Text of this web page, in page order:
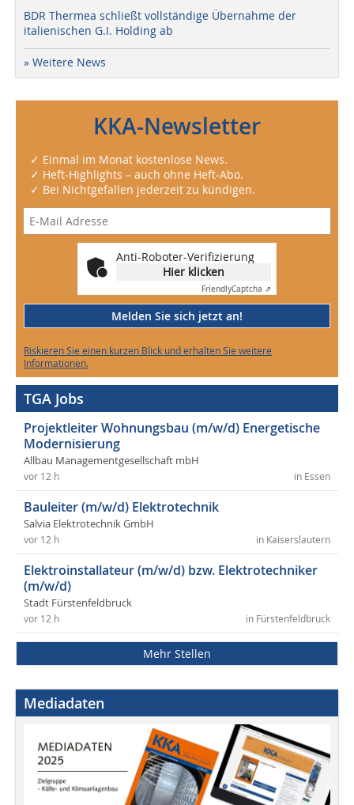
BDR Thermea schließt vollständige Übernahme der
italienischen G.I. Holding ab
» Weitere News
KKA-Newsletter
✓ Einmal im Monat kostenlose News.
✓ Heft-Highlights – auch ohne Heft-Abo.
✓ Bei Nichtgefallen jederzeit zu kündigen.
Anti-Roboter-Verifizierung
Hier klicken
FriendlyCaptcha ⇗
Melden Sie sich jetzt an!
Riskieren Sie einen kurzen Blick und erhalten Sie weitere
Informationen.
TGA Jobs
Projektleiter Wohnungsbau (m/w/d) Energetische
Modernisierung
Allbau Managementgesellschaft mbH
in Essen
vor 12 h
Bauleiter (m/w/d) Elektrotechnik
Salvia Elektrotechnik GmbH
in Kaiserslautern
vor 12 h
Elektroinstallateur (m/w/d) bzw. Elektrotechniker
(m/w/d)
Stadt Fürstenfeldbruck
in Fürstenfeldbruck
vor 12 h
Mehr Stellen
Mediadaten